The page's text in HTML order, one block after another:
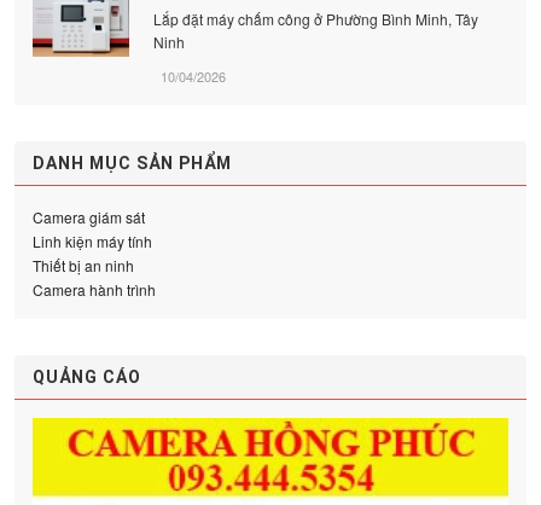
Lắp đặt máy chấm công ở Phường Bình Minh, Tây
Ninh
10/04/2026
DANH MỤC SẢN PHẨM
Camera giám sát
Linh kiện máy tính
Thiết bị an ninh
Camera hành trình
QUẢNG CÁO